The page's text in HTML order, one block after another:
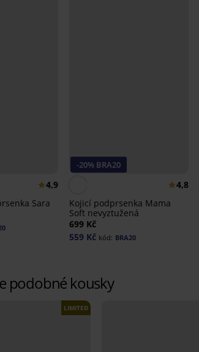
4,9
Sara
-20% BRA20
4,8
Kojicí podprsenka Mama
Soft nevyztužená
699 Kč
559 Kč kód: BRA20
podobné kousky
LIMITED